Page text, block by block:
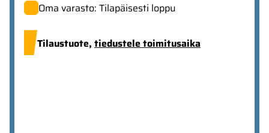
Oma varasto: Tilapäisesti loppu
Tilaustuote, tiedustele toimitusaika